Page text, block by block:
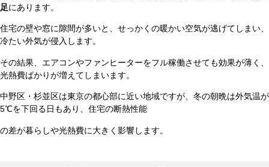
足にあります。
住宅の壁や窓に隙間が多いと、せっかくの暖かい空気が逃げてしまい、
冷たい外気が侵入します。
その結果、エアコンやファンヒーターをフル稼働させても効果が薄く、
光熱費ばかりが増えてしまいます。
中野区・杉並区は東京の都心部に近い地域ですが、冬の朝晩は外気温が
5℃を下回る日もあり、住宅の断熱性能
の差が暮らしや光熱費に大きく影響します。